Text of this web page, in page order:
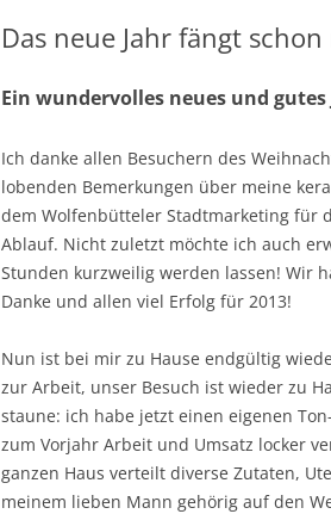
Das neue Jahr fängt
Ein wundervolles neues und
Ich danke allen Besuchern des
lobenden Bemerkungen über meine
dem Wolfenbütteler Stadtmarketing für
Ablauf. Nicht zuletzt möchte ich auch
Stunden kurzweilig werden lassen! Wir
Danke und allen viel Erfolg für 2013!
Nun ist bei mir zu Hause endgültig
zur Arbeit, unser Besuch ist wieder zu
staune: ich habe jetzt einen eigenen
zum Vorjahr Arbeit und Umsatz locker
ganzen Haus verteilt diverse Zutaten,
meinem lieben Mann gehörig auf den